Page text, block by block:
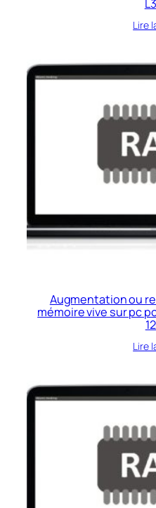
Lire
Augmentation ou
mémoire vive sur pc
Lire